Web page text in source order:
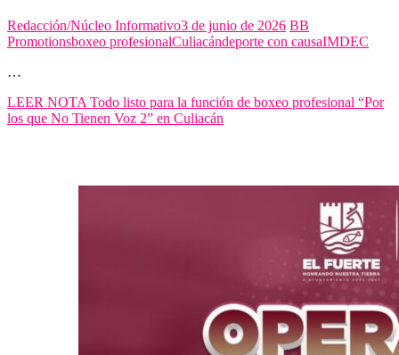
Redacción/Núcleo Informativo3 de junio de 2026 BB
Promotionsboxeo profesionalCuliacándeporte con causaIMDEC
…
LEER NOTA Todo listo para la función de boxeo profesional “Por
los que No Tienen Voz 2” en Culiacán